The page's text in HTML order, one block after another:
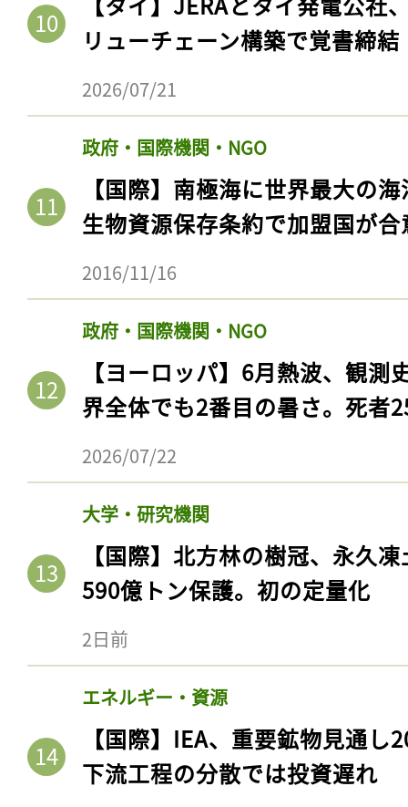
リューチェーン構築で覚書締結
2026/07/21
政府・国際機関・NGO
【国際】南極海に世界最大の
生物資源保存条約で加盟国が合
2016/11/16
政府・国際機関・NGO
【ヨーロッパ】6月熱波、観
界全体でも2番目の暑さ。死者
2026/07/22
大学・研究機関
【国際】北方林の樹冠、永久
590億トン保護。初の定量化
2日前
エネルギー・資源
【国際】IEA、重要鉱物見通
下流工程の分散では投資遅れ
ログイン
会員登録